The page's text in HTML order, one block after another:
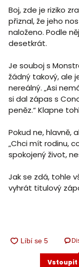
Boj, zde je riziko
přiznal, že jeho
naloženo. Podle
desetkrát.
Je souboj s
žádný takový, ale
nereálný. „Asi
si dal zápas s
peněz.“ Klapne
Pokud ne, hlavně,
„Chci mít rodinu,
spokojený život,
Jak se zdá, tohle
vyhrát titulový
Vstoupit